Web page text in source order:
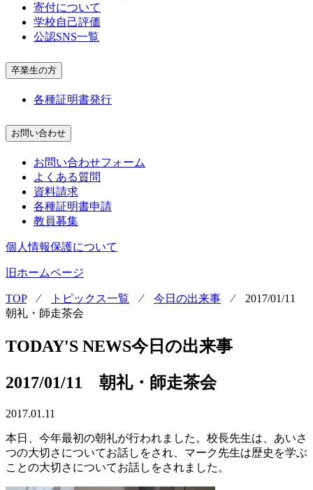
寄付について
学校自己評価
公認SNS一覧
卒業生の方
各種証明書発行
お問い合わせ
お問い合わせフォーム
よくある質問
資料請求
各種証明書申請
教員募集
個人情報保護について
旧ホームページ
TOP⁄ トピックス一覧 ⁄ 今日の出来事 ⁄ 2017/01/11
朝礼・師走茶会
TODAY'S NEWS今日の出来事
2017/01/11 朝礼・師走茶会
2017.01.11
本日、今年最初の朝礼が行われました。校長先生は、あいさ
つの大切さについてお話しをされ、マーク先生は歴史を学ぶ
ことの大切さについてお話しをされました。